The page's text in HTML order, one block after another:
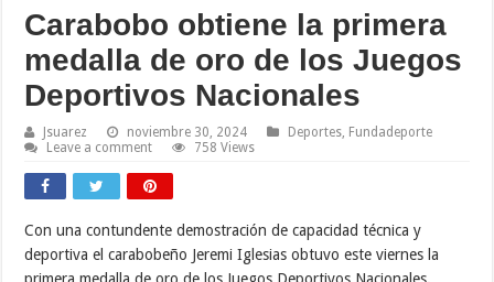
Carabobo obtiene la primera
medalla de oro de los Juegos
Deportivos Nacionales
Jsuarez noviembre 30, 2024 Deportes Fundadeporte
Leave a comment
758 Views
Con una contundente demostración de capacidad técnica y
deportiva el carabobeño Jeremi Iglesias obtuvo este viernes la
primera medalla de oro de los Juegos Deportivos Nacionales.